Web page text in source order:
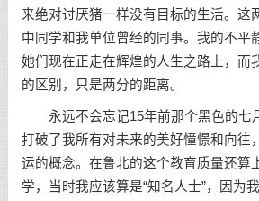
来绝对讨厌猪一样没有目标的生活。这
中同学和我单位曾经的同事。我的不平
她们现在正走在辉煌的人生之路上，而
的区别，只是两分的距离。
永远不会忘记15年前那个黑色的七月
打破了我所有对未来的美好憧憬和向往
运的概念。在鲁北的这个教育质量还算
学，当时我应该算是“知名人士”，因为